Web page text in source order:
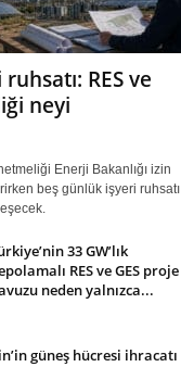
RES ve
neyi
Enerji Bakanlığı izin
beş günlük işyeri ruhsatı
33 GW’lık
RES ve GES proje
neden yalnızca...
güneş hücresi ihracatı